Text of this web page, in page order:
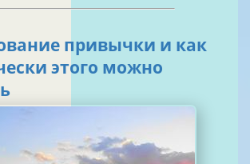
привычки и как
этого можно